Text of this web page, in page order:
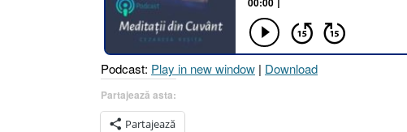
Podcast: Play in new window | Download
Partajează asta:
Partajează